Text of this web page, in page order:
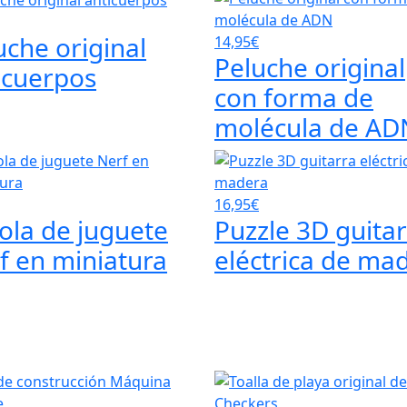
original
14,95€
Peluche original
con forma de
molécula de
de juguete
en miniatura
16,95€
Puzzle 3D
eléctrica de